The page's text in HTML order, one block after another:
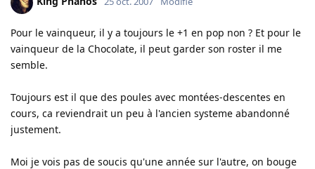
Pour le vainqueur, il y a toujours le +1 en pop non ? Et pour le
vainqueur de la Chocolate, il peut garder son roster il me
semble.
Toujours est il que des poules avec montées-descentes en
cours, ca reviendrait un peu à l'ancien systeme abandonné
justement.
Moi je vois pas de soucis qu'une année sur l'autre, on bouge